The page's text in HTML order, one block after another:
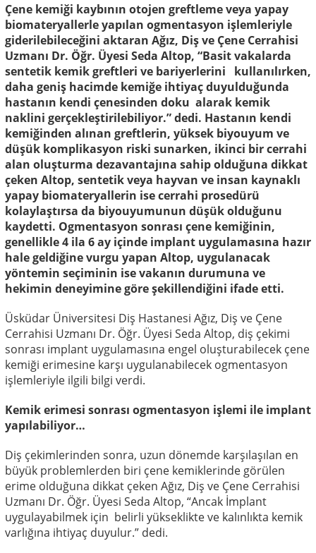
Çene kemiği kaybının otojen greftleme veya yapay
biomateryallerle yapılan ogmentasyon işlemleriyle
giderilebileceğini aktaran Ağız, Diş ve Çene Cerrahisi
Uzmanı Dr. Öğr. Üyesi Seda Altop, “Basit vakalarda
sentetik kemik greftleri ve bariyerlerini kullanılırken,
daha geniş hacimde kemiğe ihtiyaç duyulduğunda
hastanın kendi çenesinden doku alarak kemik
naklini gerçekleştirilebiliyor.” dedi. Hastanın kendi
kemiğinden alınan greftlerin, yüksek biyouyum ve
düşük komplikasyon riski sunarken, ikinci bir cerrahi
alan oluşturma dezavantajına sahip olduğuna dikkat
çeken Altop, sentetik veya hayvan ve insan kaynaklı
yapay biomateryallerin ise cerrahi prosedürü
kolaylaştırsa da biyouyumunun düşük olduğunu
kaydetti. Ogmentasyon sonrası çene kemiğinin,
genellikle 4 ila 6 ay içinde implant uygulamasına hazır
hale geldiğine vurgu yapan Altop, uygulanacak
yöntemin seçiminin ise vakanın durumuna ve
hekimin deneyimine göre şekillendiğini ifade etti.
Üsküdar Üniversitesi Diş Hastanesi Ağız, Diş ve Çene
Cerrahisi Uzmanı Dr. Öğr. Üyesi Seda Altop, diş çekimi
sonrası implant uygulamasına engel oluşturabilecek çene
kemiği erimesine karşı uygulanabilecek ogmentasyon
işlemleriyle ilgili bilgi verdi.
Kemik erimesi sonrası ogmentasyon işlemi ile implant
yapılabiliyor…
Diş çekimlerinden sonra, uzun dönemde karşılaşılan en
büyük problemlerden biri çene kemiklerinde görülen
erime olduğuna dikkat çeken Ağız, Diş ve Çene Cerrahisi
Uzmanı Dr. Öğr. Üyesi Seda Altop, “Ancak İmplant
uygulayabilmek için belirli yükseklikte ve kalınlıkta kemik
varlığına ihtiyaç duyulur.” dedi.